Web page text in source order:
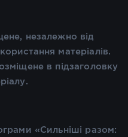
незалежно від
матеріалів.
в підзаголовку
«Сильніші разом: